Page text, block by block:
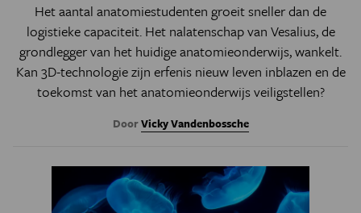
Het aantal anatomiestudenten groeit sneller dan de
logistieke capaciteit. Het nalatenschap van Vesalius, de
grondlegger van het huidige anatomieonderwijs, wankelt.
Kan 3D-technologie zijn erfenis nieuw leven inblazen en de
toekomst van het anatomieonderwijs veiligstellen?
DoorVicky Vandenbossche